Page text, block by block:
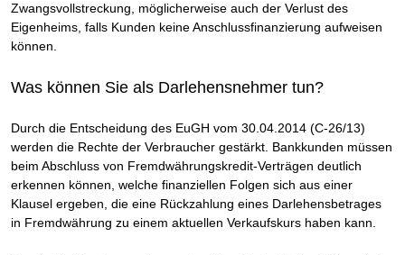
Zwangsvollstreckung, möglicherweise auch der Verlust des
Eigenheims, falls Kunden keine Anschlussfinanzierung aufweisen
können.
Was können Sie als Darlehensnehmer tun?
Durch die Entscheidung des EuGH vom 30.04.2014 (C-26/13)
werden die Rechte der Verbraucher gestärkt. Bankkunden müssen
beim Abschluss von Fremdwährungskredit-Verträgen deutlich
erkennen können, welche finanziellen Folgen sich aus einer
Klausel ergeben, die eine Rückzahlung eines Darlehensbetrages
in Fremdwährung zu einem aktuellen Verkaufskurs haben kann.